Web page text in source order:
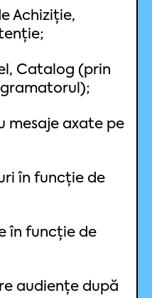
Achiziție,
Catalog (prin
mesaje axate pe
în funcție de
în funcție de
audiențe după